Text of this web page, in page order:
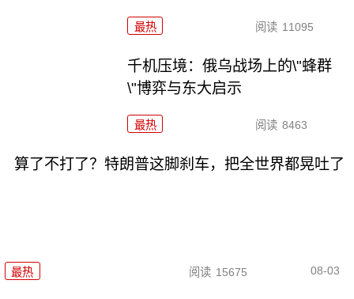
最热 阅读 11095
千机压境：俄乌战场上的\"蜂群
\"博弈与东大启示
最热 阅读 8463
算了不打了？特朗普这脚刹车，把全世界都晃吐了
最热 阅读 15675 08-03